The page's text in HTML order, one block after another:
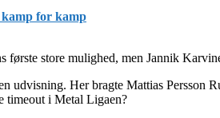
kamp for kamp
store mulighed, men Jannik
udvisning. Her bragte Mattias Persson
timeout i Metal Ligaen?